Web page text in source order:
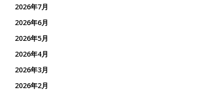
2026年7月
2026年6月
2026年5月
2026年4月
2026年3月
2026年2月